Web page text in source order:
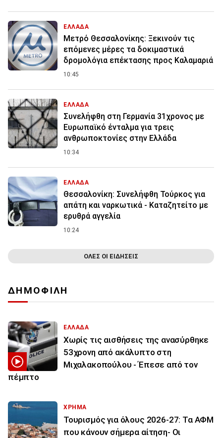
ΕΛΛΑΔΑ
Μετρό Θεσσαλονίκης: Ξεκινούν τις
επόμενες μέρες τα δοκιμαστικά
δρομολόγια επέκτασης προς Καλαμαριά
10:45
ΕΛΛΑΔΑ
Συνελήφθη στη Γερμανία 31χρονος με
Ευρωπαϊκό ένταλμα για τρεις
ανθρωποκτονίες στην Ελλάδα
10:34
ΕΛΛΑΔΑ
Θεσσαλονίκη: Συνελήφθη Τούρκος για
απάτη και ναρκωτικά - Καταζητείτο με
ερυθρά αγγελία
10:24
ΟΛΕΣ ΟΙ ΕΙΔΗΣΕΙΣ
ΔΗΜΟΦΙΛΗ
ΕΛΛΑΔΑ
Χωρίς τις αισθήσεις της ανασύρθηκε
53χρονη από ακάλυπτο στη
Μιχαλακοπούλου - Έπεσε από τον
πέμπτο
ΧΡΗΜΑ
Τουρισμός για όλους 2026-27: Τα ΑΦΜ
που κάνουν σήμερα αίτηση- Οι